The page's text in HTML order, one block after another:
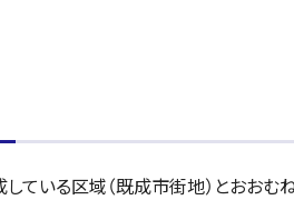
ている区域（既成市街地）とおお